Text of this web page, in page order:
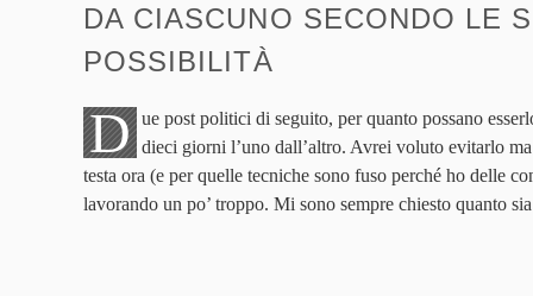
DA CIASCUNO SECONDO LE
POSSIBILITÀ
D ue post politici di seguito, per quanto possano
dieci giorni l’uno dall’altro. Avrei voluto evitarlo
testa ora (e per quelle tecniche sono fuso perché ho delle
lavorando un po’ troppo. Mi sono sempre chiesto quanto